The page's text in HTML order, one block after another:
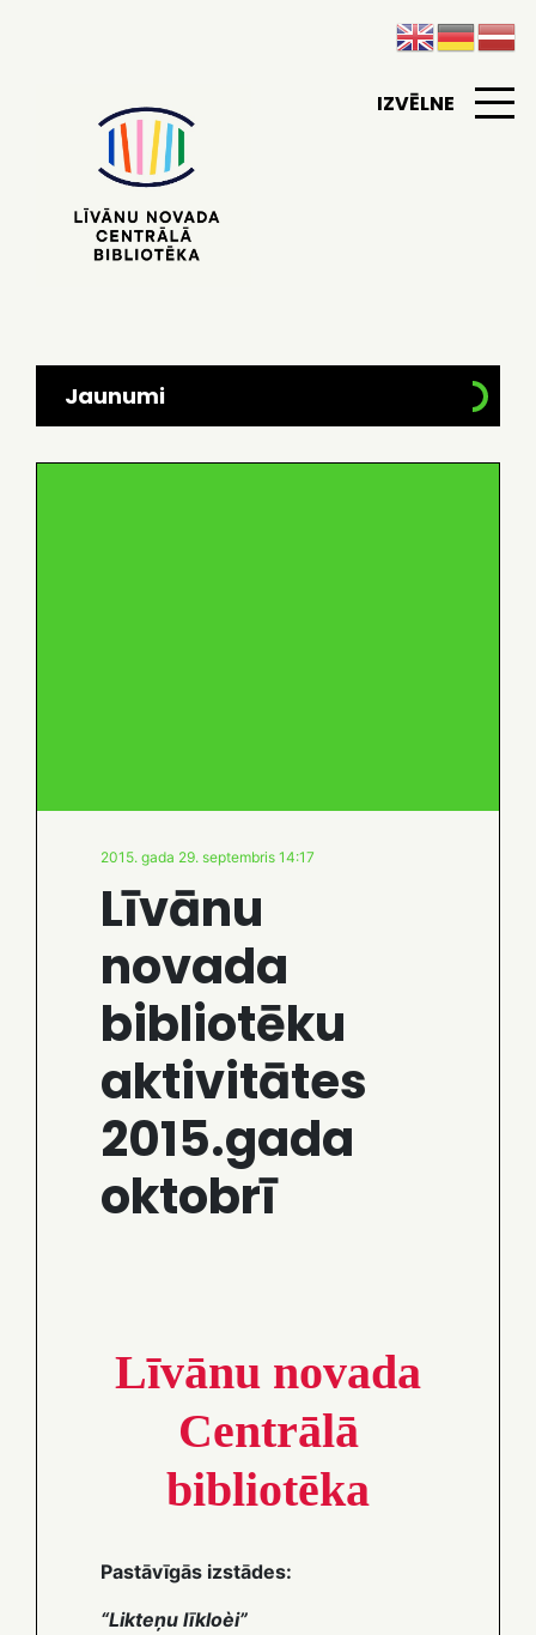
IZVĒLNE
Jaunumi
2015. gada 29. septembris 14:17
Līvānu
novada
bibliotēku
aktivitātes
2015.gada
oktobrī
Līvānu novada
Centrālā
bibliotēka
Pastāvīgās izstādes:
“Likteņu līkloèi”